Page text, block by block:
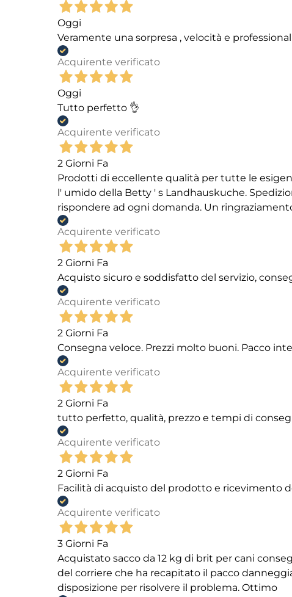
Oggi
Veramente una sorpresa , velocità e
Acquirente verificato
Oggi
Tutto perfetto 👌
Acquirente verificato
2 Giorni Fa
Prodotti di eccellente qualità per tutte le
l' umido della Betty ' s Landhauskuche.
rispondere ad ogni domanda. Un
Acquirente verificato
2 Giorni Fa
Acquisto sicuro e soddisfatto del servizio,
Acquirente verificato
2 Giorni Fa
Consegna veloce. Prezzi molto buoni. Pacco
Acquirente verificato
2 Giorni Fa
tutto perfetto, qualità, prezzo e tempi di
Acquirente verificato
2 Giorni Fa
Facilità di acquisto del prodotto e ricevimento
Acquirente verificato
3 Giorni Fa
Acquistato sacco da 12 kg di brit per cani
del corriere che ha recapitato il pacco
disposizione per risolvere il problema. Ottimo